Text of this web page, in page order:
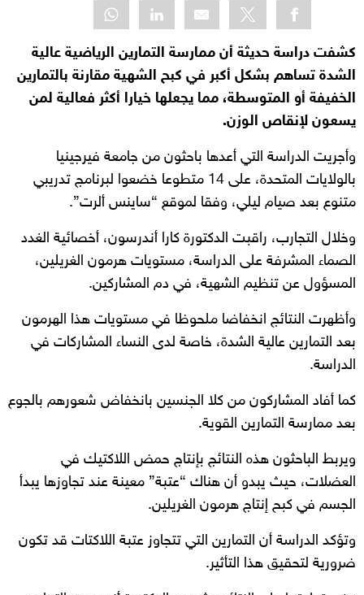
كشفت دراسة حديثة أن ممارسة التمارين الرياضية عالية
الشدة تساهم بشكل أكبر في كبح الشهية مقارنة بالتمارين
الخفيفة أو المتوسطة، مما يجعلها خيارا أكثر فعالية لمن
يسعون لإنقاص الوزن.
وأجريت الدراسة التي أعدها باحثون من جامعة فيرجينيا
بالولايات المتحدة، على 14 متطوعا خضعوا لبرنامج تدريبي
متنوع بعد صيام ليلي، وفقا لموقع “ساينس ألرت”.
وخلال التجارب، راقبت الدكتورة كارا أندرسون، أخصائية الغدد
الصماء المشرفة على الدراسة، مستويات هرمون الغريلين،
المسؤول عن تنظيم الشهية، في دم المشاركين.
وأظهرت النتائج انخفاضا ملحوظا في مستويات هذا الهرمون
بعد التمارين عالية الشدة، خاصة لدى النساء المشاركات في
الدراسة.
كما أفاد المشاركون من كلا الجنسين بانخفاض شعورهم بالجوع
بعد ممارسة التمارين القوية.
ويربط الباحثون هذه النتائج بإنتاج حمض اللاكتيك في
العضلات، حيث يبدو أن هناك “عتبة” معينة عند تجاوزها يبدأ
الجسم في كبح إنتاج هرمون الغريلين.
وتؤكد الدراسة أن التمارين التي تتجاوز عتبة اللاكتات قد تكون
ضرورية لتحقيق هذا التأثير.